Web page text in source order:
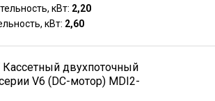
кВт: 2,20
кВт: 2,60
Кассетный двухпоточный
V6 (DC-мотор) MDI2-